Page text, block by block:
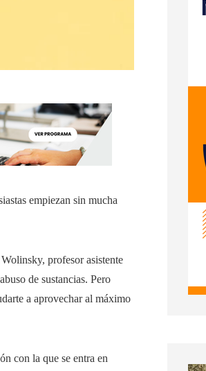
empiezan sin mucha
profesor asistente
de sustancias. Pero
a aprovechar al máximo
con la que se entra en